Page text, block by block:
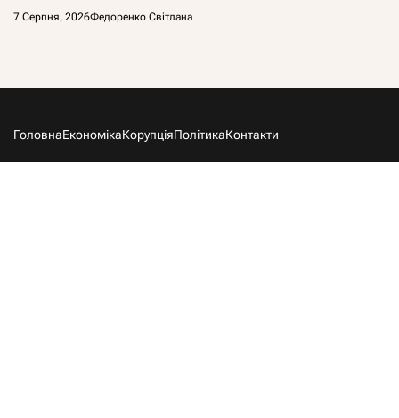
7 Серпня, 2026Федоренко Світлана
ГоловнаЕкономікаКорупціяПолітикаКонтакти